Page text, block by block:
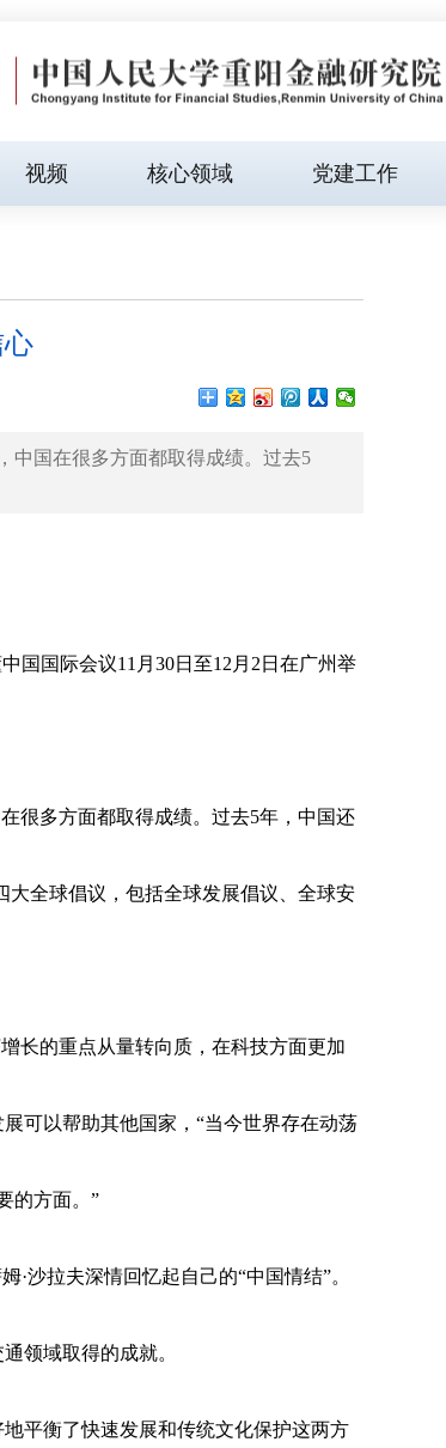
视频 核心领域 党建工作
中国在很多方面都取得成绩。过去5
国国际会议11月30日至12月2日在广州举
很多方面都取得成绩。过去5年，中国还
大全球倡议，包括全球发展倡议、全球安
长的重点从量转向质，在科技方面更加
可以帮助其他国家，“当今世界存在动荡
的方面。”
沙拉夫深情回忆起自己的“中国情结”。
领域取得的成就。
平衡了快速发展和传统文化保护这两方